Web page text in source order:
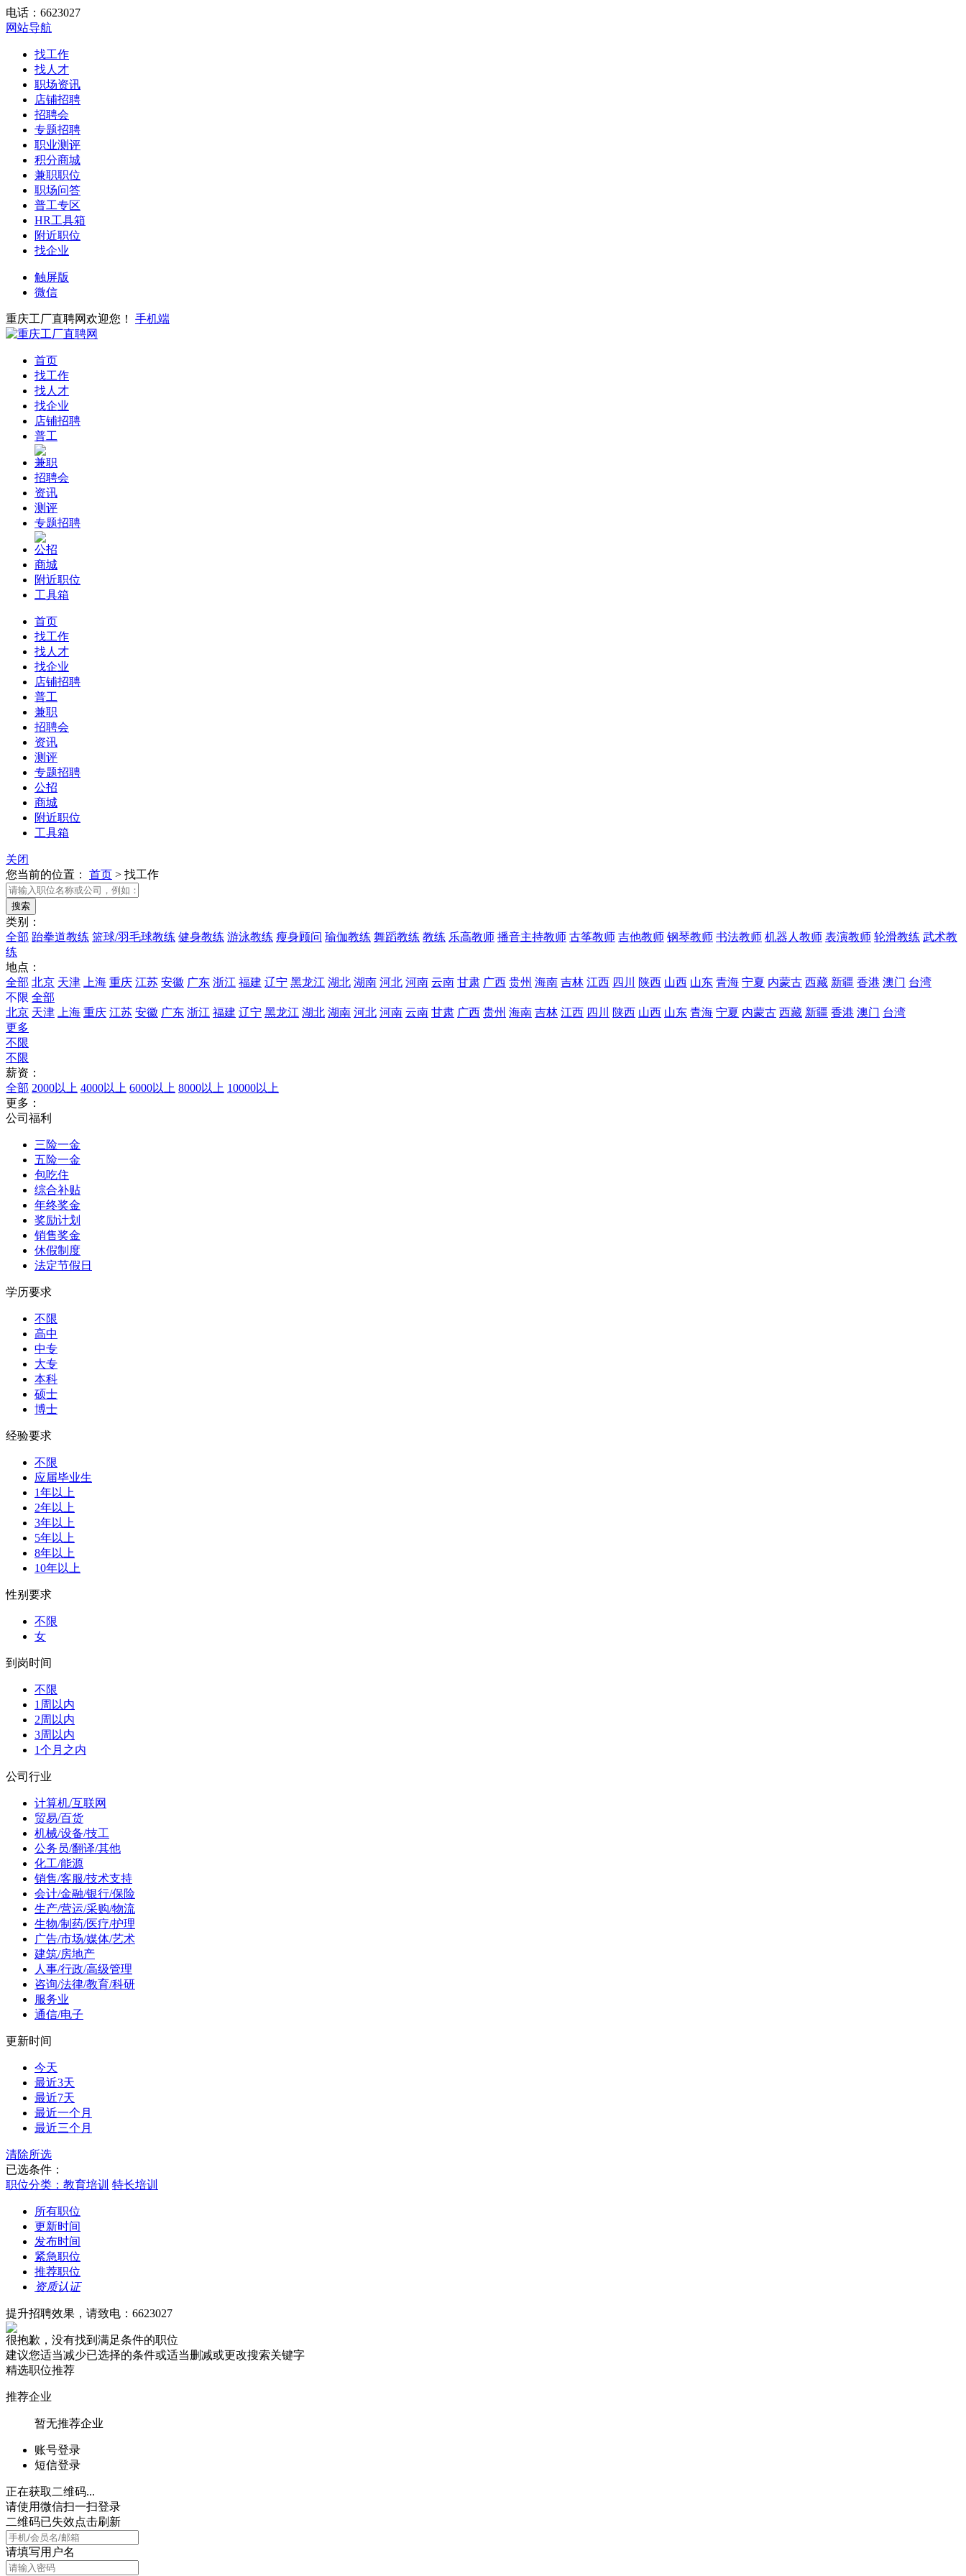
电话：6623027
网站导航
找工作
找人才
职场资讯
店铺招聘
招聘会
专题招聘
职业测评
积分商城
兼职职位
职场问答
普工专区
HR工具箱
附近职位
找企业
触屏版
微信
重庆工厂直聘网欢迎您！ 手机端
首页
找工作
找人才
找企业
店铺招聘
普工
兼职
招聘会
资讯
测评
专题招聘
公招
商城
附近职位
工具箱
首页
找工作
找人才
找企业
店铺招聘
普工
兼职
招聘会
资讯
测评
专题招聘
公招
商城
附近职位
工具箱
关闭
您当前的位置： 首页 > 找工作
类别：
全部 跆拳道教练 篮球/羽毛球教练 健身教练 游泳教练 瘦身顾问 瑜伽教练 舞蹈教练 教练 乐高教师 播音主持教师 古筝教师 吉他教师 钢琴教师 书法教师 机器人教师 表演教师 轮滑教练 武术教
练
地点：
全部 北京 天津 上海 重庆 江苏 安徽 广东 浙江 福建 辽宁 黑龙江 湖北 湖南 河北 河南 云南 甘肃 广西 贵州 海南 吉林 江西 四川 陕西 山西 山东 青海 宁夏 内蒙古 西藏 新疆 香港 澳门 台湾
不限 全部
北京 天津 上海 重庆 江苏 安徽 广东 浙江 福建 辽宁 黑龙江 湖北 湖南 河北 河南 云南 甘肃 广西 贵州 海南 吉林 江西 四川 陕西 山西 山东 青海 宁夏 内蒙古 西藏 新疆 香港 澳门 台湾
更多
不限
不限
薪资：
全部 2000以上 4000以上 6000以上 8000以上 10000以上
更多：
公司福利
三险一金
五险一金
包吃住
综合补贴
年终奖金
奖励计划
销售奖金
休假制度
法定节假日
学历要求
不限
高中
中专
大专
本科
硕士
博士
经验要求
不限
应届毕业生
1年以上
2年以上
3年以上
5年以上
8年以上
10年以上
性别要求
不限
女
到岗时间
不限
1周以内
2周以内
3周以内
1个月之内
公司行业
计算机/互联网
贸易/百货
机械/设备/技工
公务员/翻译/其他
化工/能源
销售/客服/技术支持
会计/金融/银行/保险
生产/营运/采购/物流
生物/制药/医疗/护理
广告/市场/媒体/艺术
建筑/房地产
人事/行政/高级管理
咨询/法律/教育/科研
服务业
通信/电子
更新时间
今天
最近3天
最近7天
最近一个月
最近三个月
清除所选
已选条件：
职位分类：教育培训 特长培训
所有职位
更新时间
发布时间
紧急职位
推荐职位
资质认证
提升招聘效果，请致电：6623027
很抱歉，没有找到满足条件的职位
建议您适当减少已选择的条件或适当删减或更改搜索关键字
精选职位推荐
推荐企业
暂无推荐企业
账号登录
短信登录
正在获取二维码...
请使用微信扫一扫登录
二维码已失效点击刷新
请填写用户名